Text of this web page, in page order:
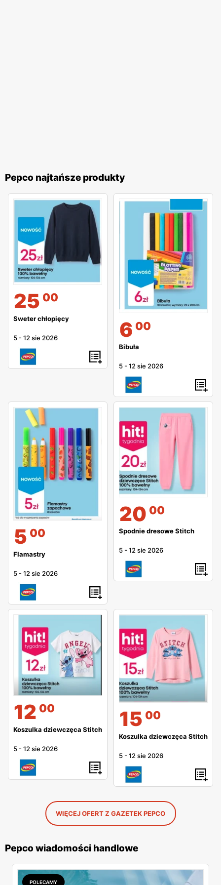
Pepco najtańsze produkty
25 00
Sweter chłopięcy
5 -12 sie 2026 6 00
Bibuła
5 -12 sie 2026
5 00
Flamastry
5 -12 sie 2026
20 00
Spodnie dresowe Stitch
5 -12 sie 2026
12 00
Koszulka dziewczęca Stitch
5 -12 sie 2026
15 00
Koszulka dziewczęca Stitch
5 -12 sie 2026
WIĘCEJ OFERT Z GAZETEK PEPCO
Pepco wiadomości handlowe
POLECAMY